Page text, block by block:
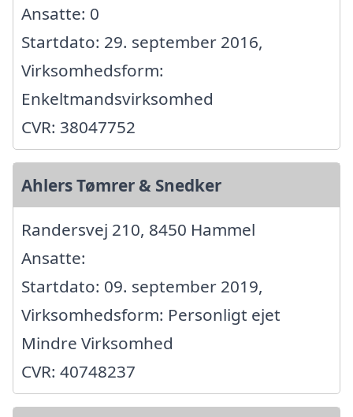
Ansatte: 0
Startdato: 29. september 2016,
Virksomhedsform:
Enkeltmandsvirksomhed
CVR: 38047752
Ahlers Tømrer & Snedker
Randersvej 210, 8450 Hammel
Ansatte:
Startdato: 09. september 2019,
Virksomhedsform: Personligt ejet
Mindre Virksomhed
CVR: 40748237